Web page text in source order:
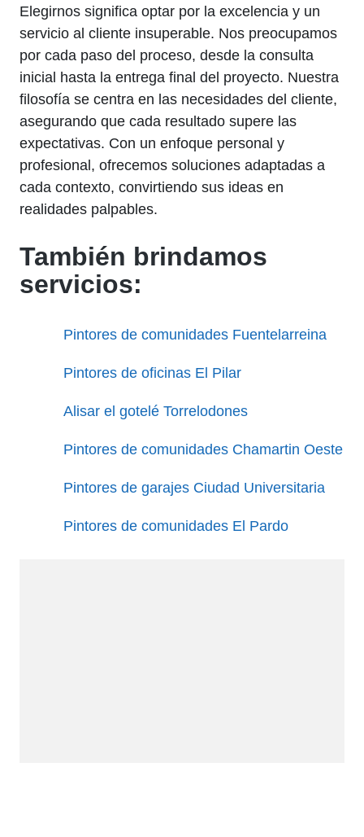
Elegirnos significa optar por la excelencia y un
servicio al cliente insuperable. Nos preocupamos
por cada paso del proceso, desde la consulta
inicial hasta la entrega final del proyecto. Nuestra
filosofía se centra en las necesidades del cliente,
asegurando que cada resultado supere las
expectativas. Con un enfoque personal y
profesional, ofrecemos soluciones adaptadas a
cada contexto, convirtiendo sus ideas en
realidades palpables.
También brindamos
servicios:
Pintores de comunidades Fuentelarreina
Pintores de oficinas El Pilar
Alisar el gotelé Torrelodones
Pintores de comunidades Chamartin Oeste
Pintores de garajes Ciudad Universitaria
Pintores de comunidades El Pardo